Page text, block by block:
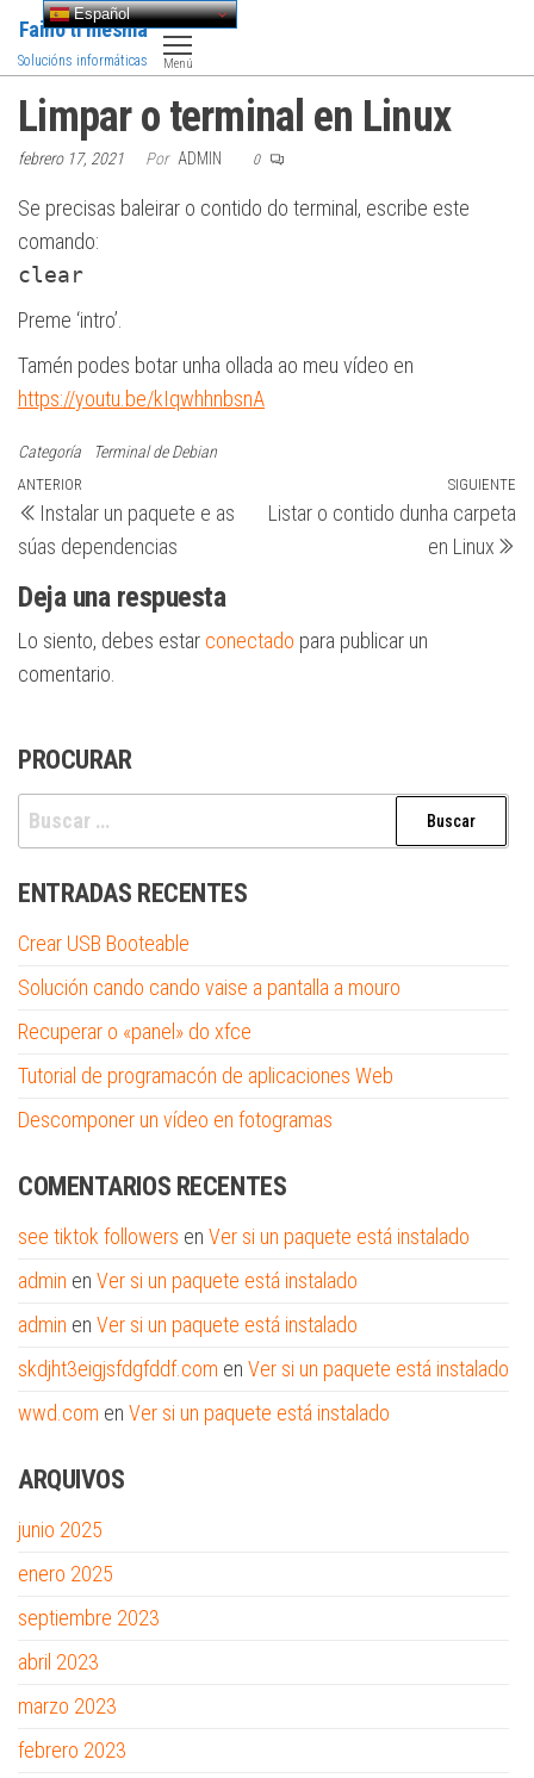
Saltar
contenido
Faino ti mesma
Solucións informáticas Menú
Limpar o terminal en Linux
febrero 17, 2021 Por ADMIN 0
Se precisas baleirar o contido do terminal, escribe este
comando:
clear
Preme ‘intro’.
Tamén podes botar unha ollada ao meu vídeo en
https://youtu.be/kIqwhhnbsnA
Categoría Terminal de Debian
Navegación
de
entradas
Entrada
anterior
ANTERIOR
Instalar un paquete e as
súas dependencias
SIGUIENTE
Listar o contido dunha carpeta
en Linux
Deja una respuesta
Lo siento, debes estar conectado para publicar un
comentario.
PROCURAR
Buscar:
ENTRADAS RECENTES
Crear USB Booteable
Solución cando cando vaise a pantalla a mouro
Recuperar o «panel» do xfce
Tutorial de programacón de aplicaciones Web
Descomponer un vídeo en fotogramas
COMENTARIOS RECENTES
see tiktok followers en Ver si un paquete está instalado
admin en Ver si un paquete está instalado
admin en Ver si un paquete está instalado
skdjht3eigjsfdgfddf.com en Ver si un paquete está instalado
wwd.com en Ver si un paquete está instalado
ARQUIVOS
junio 2025
enero 2025
septiembre 2023
abril 2023
marzo 2023
febrero 2023
Español